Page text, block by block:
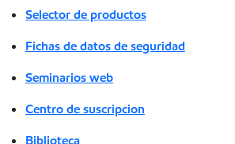
Selector de productos
Fichas de datos de seguridad
Seminarios web
Centro de suscripcion
Biblioteca